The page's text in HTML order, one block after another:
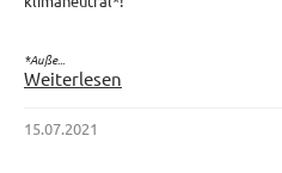
*Auße...
Weiterlesen
15.07.2021